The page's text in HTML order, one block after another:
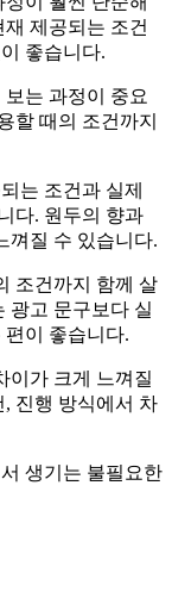
제공되는 조건
좋습니다.
는 과정이 중요
할 때의 조건까지
는 조건과 실제
다. 원두의 향과
껴질 수 있습니다.
조건까지 함께 살
광고 문구보다 실
이 좋습니다.
이가 크게 느껴질
진행 방식에서 차
생기는 불필요한